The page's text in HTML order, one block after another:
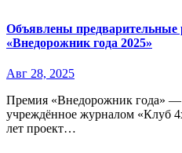
Объявлены предварительные
«Внедорожник года 2025»
Авг 28, 2025
Премия «Внедорожник года» — это ежегодное событие,
учреждённое журналом «Клуб
лет проект…